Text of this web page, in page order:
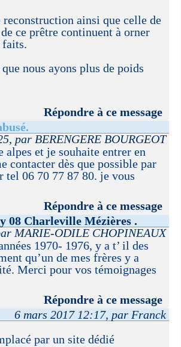
ainsi que celle de
ce prêtre continuent à orner
faits.
nous ayons plus de poids
Répondre à ce message
par BERENGERE BOURGEOT
et je souhaite entrer en
contacter dès que possible par
tel 06 70 77 87 80. je vous
Répondre à ce message
08 Charleville Mézières .
MARIE-ODILE CHOPINEAUX
1970- 1976, y a t’ il des
qu’un de mes frères y a
Merci pour vos témoignages
Répondre à ce message
6 mars 2017 12:17, par Franck
par un site dédié